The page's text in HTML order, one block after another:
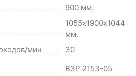
900 мм.
1055х1900х1044
мм.
мин
30
ВЗР 2153-05